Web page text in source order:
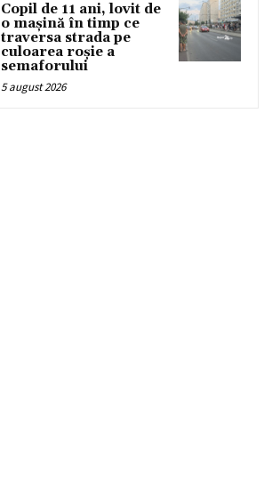
Copil de 11 ani, lovit de
o mașină în timp ce
traversa strada pe
culoarea roșie a
semaforului
5 august 2026